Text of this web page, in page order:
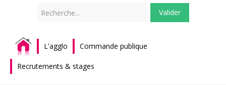
Valider
L'agglo Commande publique
Recrutements & stages